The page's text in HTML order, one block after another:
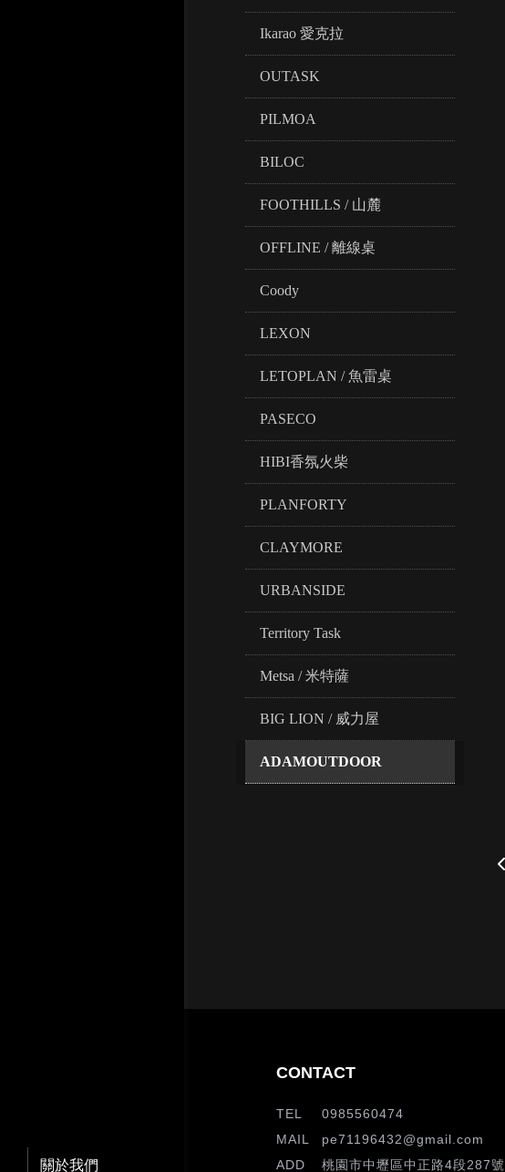
關於我們
Ikarao 愛克拉
OUTASK
PILMOA
BILOC
FOOTHILLS / 山麓
OFFLINE / 離線桌
Coody
LEXON
LETOPLAN / 魚雷桌
PASECO
HIBI香氛火柴
PLANFORTY
CLAYMORE
URBANSIDE
Territory Task
Metsa / 米特薩
BIG LION / 威力屋
ADAMOUTDOOR
0985560474
pe71196432@gmail.com
桃園市中壢區中正路4段287號